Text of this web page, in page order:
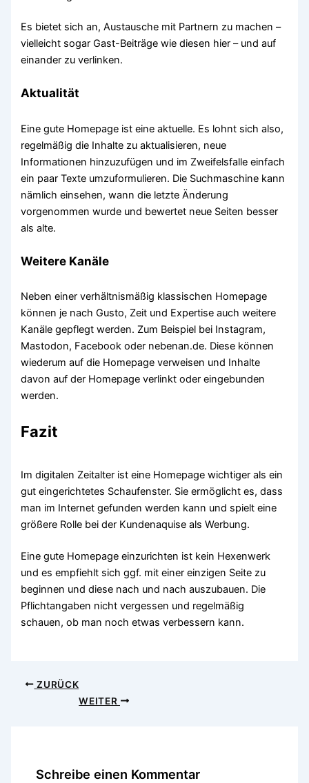
Es bietet sich an, Austausche mit Partnern zu machen –
vielleicht sogar Gast-Beiträge wie diesen hier – und auf
einander zu verlinken.
Aktualität
Eine gute Homepage ist eine aktuelle. Es lohnt sich also,
regelmäßig die Inhalte zu aktualisieren, neue
Informationen hinzuzufügen und im Zweifelsfalle einfach
ein paar Texte umzuformulieren. Die Suchmaschine kann
nämlich einsehen, wann die letzte Änderung
vorgenommen wurde und bewertet neue Seiten besser
als alte.
Weitere Kanäle
Neben einer verhältnismäßig klassischen Homepage
können je nach Gusto, Zeit und Expertise auch weitere
Kanäle gepflegt werden. Zum Beispiel bei Instagram,
Mastodon, Facebook oder nebenan.de. Diese können
wiederum auf die Homepage verweisen und Inhalte
davon auf der Homepage verlinkt oder eingebunden
werden.
Fazit
Im digitalen Zeitalter ist eine Homepage wichtiger als ein
gut eingerichtetes Schaufenster. Sie ermöglicht es, dass
man im Internet gefunden werden kann und spielt eine
größere Rolle bei der Kundenaquise als Werbung.
Eine gute Homepage einzurichten ist kein Hexenwerk
und es empfiehlt sich ggf. mit einer einzigen Seite zu
beginnen und diese nach und nach auszubauen. Die
Pflichtangaben nicht vergessen und regelmäßig
schauen, ob man noch etwas verbessern kann.
ZURÜCK
WEITER
Schreibe einen Kommentar